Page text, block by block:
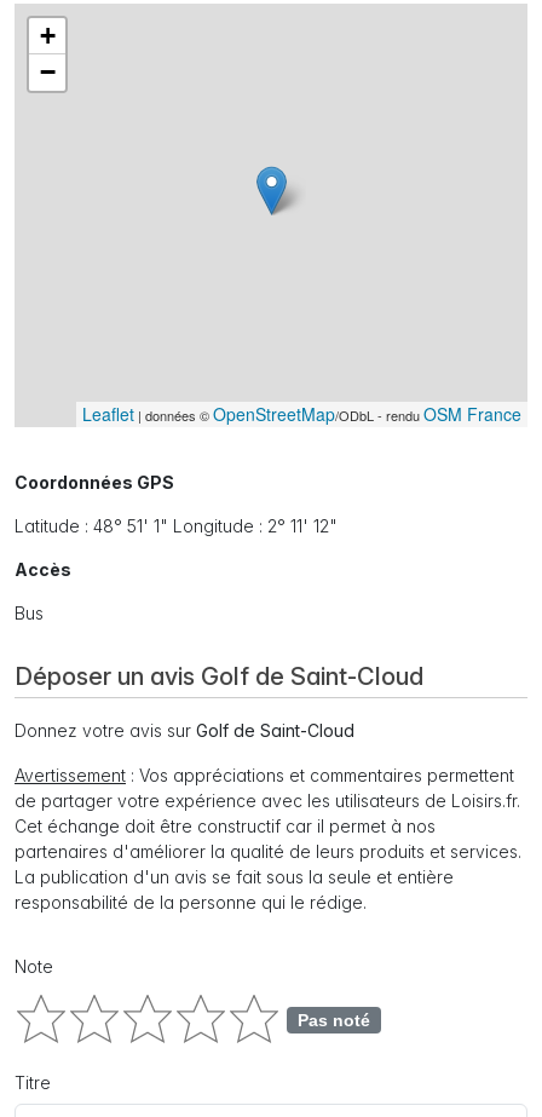
+
−
Leaflet | données ©OpenStreetMap/ODbL - renduOSM France
Coordonnées GPS
Latitude : 48° 51' 1" Longitude : 2° 11' 12"
Accès
Bus
Déposer un avis Golf de Saint-Cloud
Donnez votre avis sur Golf de Saint-Cloud
Avertissement : Vos appréciations et commentaires permettent
de partager votre expérience avec les utilisateurs de Loisirs.fr.
Cet échange doit être constructif car il permet à nos
partenaires d'améliorer la qualité de leurs produits et services.
La publication d'un avis se fait sous la seule et entière
responsabilité de la personne qui le rédige.
Note
Pas noté
Titre